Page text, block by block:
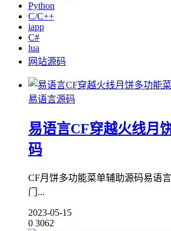
Python
C/C++
iapp
C#
lua
网站源码
易语言源码
易语言CF穿越火线月
码
CF月饼多功能菜单辅助源码易语
门...
2023-05-15
0 3062